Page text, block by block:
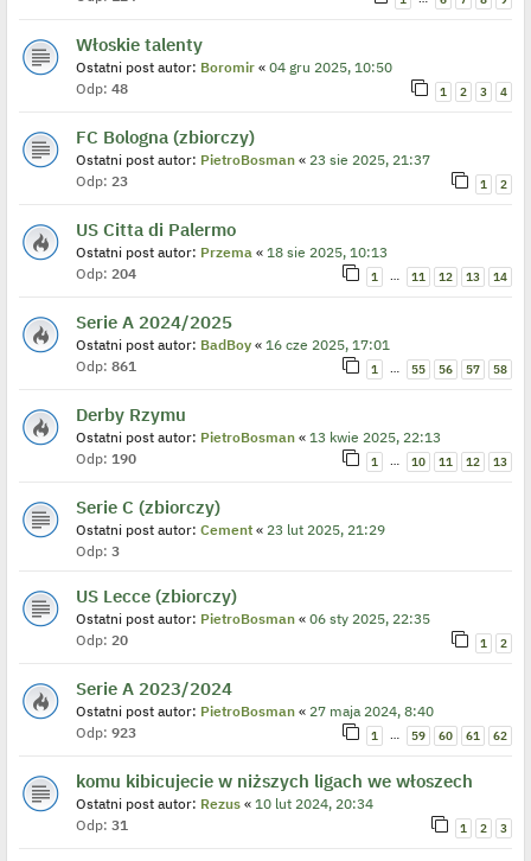
Włoskie talenty
Ostatni post autor: Boromir « 04 gru 2025, 10:50
Odp: 48 1 2 3 4
FC Bologna (zbiorczy)
Ostatni post autor: PietroBosman « 23 sie 2025, 21:37
Odp: 23 1 2
US Citta di Palermo
Ostatni post autor: Przema « 18 sie 2025, 10:13
Odp: 204 1 … 11 12 13 14
Serie A 2024/2025
Ostatni post autor: BadBoy « 16 cze 2025, 17:01
Odp: 861 1 … 55 56 57 58
Derby Rzymu
Ostatni post autor: PietroBosman « 13 kwie 2025, 22:13
Odp: 190 1 … 10 11 12 13
Serie C (zbiorczy)
Ostatni post autor: Cement « 23 lut 2025, 21:29
Odp: 3
US Lecce (zbiorczy)
Ostatni post autor: PietroBosman « 06 sty 2025, 22:35
Odp: 20 1 2
Serie A 2023/2024
Ostatni post autor: PietroBosman « 27 maja 2024, 8:40
Odp: 923 1 … 59 60 61 62
komu kibicujecie w niższych ligach we włoszech
Ostatni post autor: Rezus « 10 lut 2024, 20:34
Odp: 31 1 2 3